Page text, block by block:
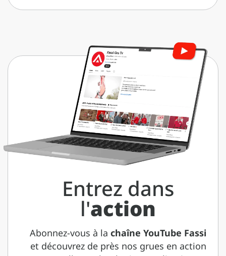
Entrez dans
l'action
Abonnez-vous à la chaîne YouTube Fassi
et découvrez de près nos grues en action